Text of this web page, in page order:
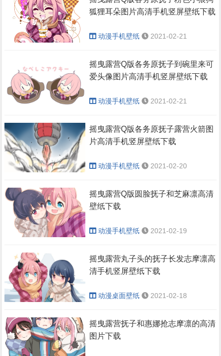
狐狸耳朵图片高清手机竖屏壁纸下载
动漫手机壁纸 2021-02-21
摇曳露营Q版各务原抚子到碗里来可
爱头像图片高清手机竖屏壁纸下载
动漫手机壁纸 2021-02-21
摇曳露营Q版各务原抚子露营火箭图
片高清手机竖屏壁纸下载
动漫手机壁纸 2021-02-20
摇曳露营Q版圆脸抚子和芝麻凛高清
壁纸下载
动漫手机壁纸 2021-02-19
摇曳露营丸子头的抚子长发志摩凛高
清手机竖屏壁纸下载
动漫桌面壁纸 2021-02-18
摇曳露营抚子和惠娜抢志摩凛的高清
图片下载